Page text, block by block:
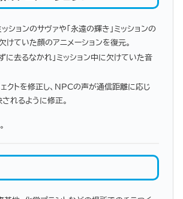
ッションのサヴァや「永遠の輝き」ミッションの
けていた顔のアニメーションを復元。
ずに去るなかれ」ミッション中に欠けていた音
クトを修正し、NPCの声が通信距離に応じ
れるように修正。